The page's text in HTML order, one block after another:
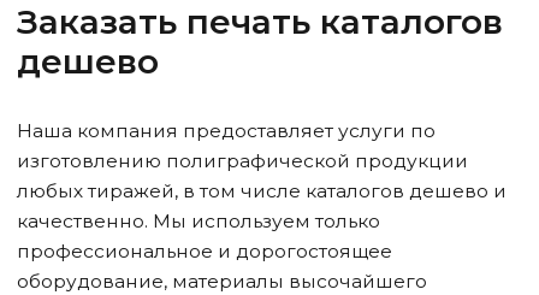
Заказать печать каталогов
дешево
Наша компания предоставляет услуги по
изготовлению полиграфической продукции
любых тиражей, в том числе каталогов дешево и
качественно. Мы используем только
профессиональное и дорогостоящее
оборудование, материалы высочайшего